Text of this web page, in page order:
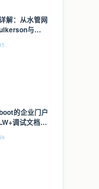
解：从水管网
与
的企业门户
调试文档